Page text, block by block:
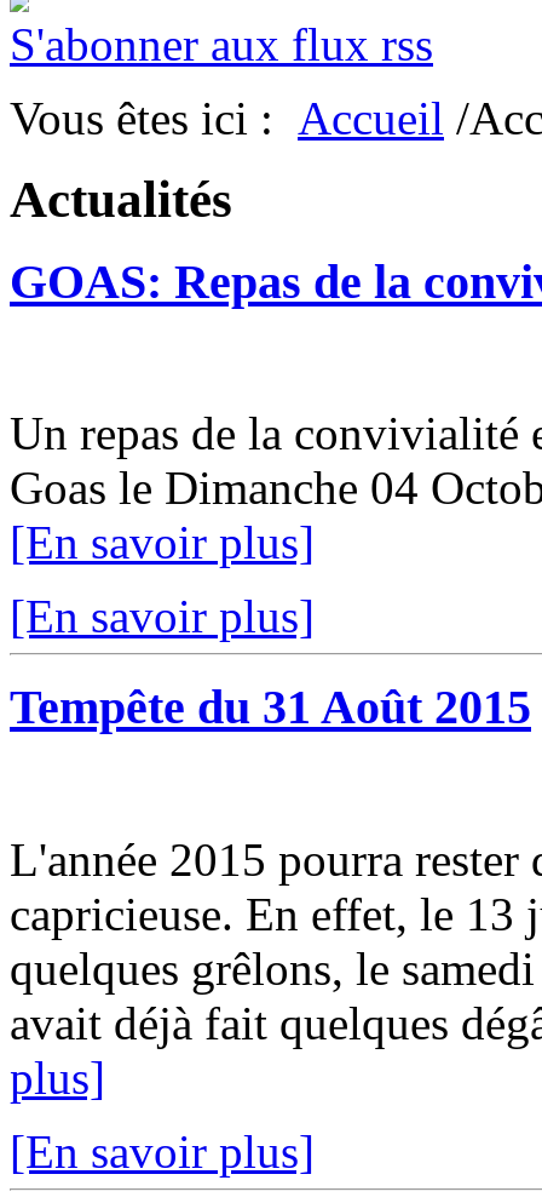
S'abonner aux flux rss
Vous êtes ici : Accueil /
Actualités
GOAS: Repas de la
Un repas de la convivialité
Goas le Dimanche 04
[En savoir plus]
[En savoir plus]
Tempête du 31 Août 2015
L'année 2015 pourra rester
capricieuse. En effet, le 13
quelques grêlons, le
avait déjà fait quelques
plus]
[En savoir plus]